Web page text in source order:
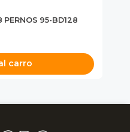
PERNOS 95-BD128
carro